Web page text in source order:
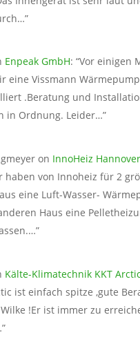
”
Enpeak GmbH: “Vor einigen
eine Vissmann
.Beratung und
in Ordnung. Leider…”
on InnoHeiz
haben von Innoheiz für 2
eine Luft-Wasser-
Haus eine
”
Kälte-Klimatechnik KKT Arctic
ist einfach spitze ,gute
!Er ist immer zu
”